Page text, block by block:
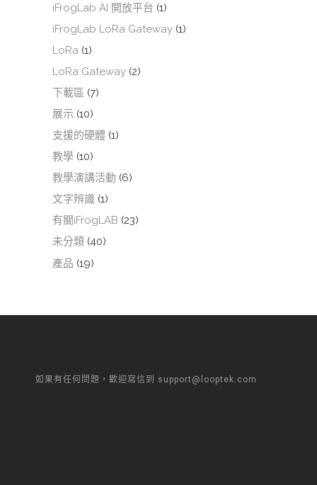
iFrogLab AI 開放平台 (1)
iFrogLab LoRa Gateway (1)
LoRa (1)
LoRa Gateway (2)
下載區 (7)
展示 (10)
支援的硬體 (1)
教學 (10)
教學演講活動 (6)
文字辨識 (1)
有關iFrogLAB (23)
未分類 (40)
產品 (19)
如果有任何問題，歡迎寫信到 support@looptek.com